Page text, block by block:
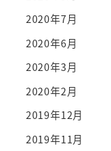
2020年7月
2020年6月
2020年3月
2020年2月
2019年12月
2019年11月